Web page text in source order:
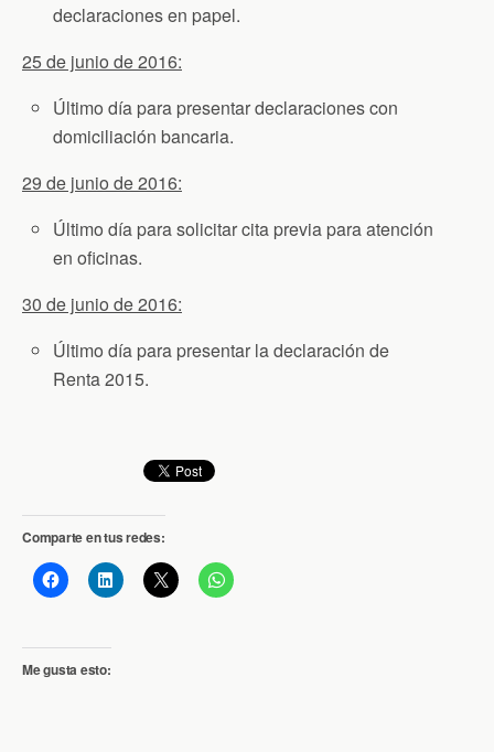
declaraciones en papel.
25 de junio de 2016:
Último día para presentar declaraciones con
domiciliación bancaria.
29 de junio de 2016:
Último día para solicitar cita previa para atención
en oficinas.
30 de junio de 2016:
Último día para presentar la declaración de
Renta 2015.
Comparte en tus redes:
Me gusta esto: